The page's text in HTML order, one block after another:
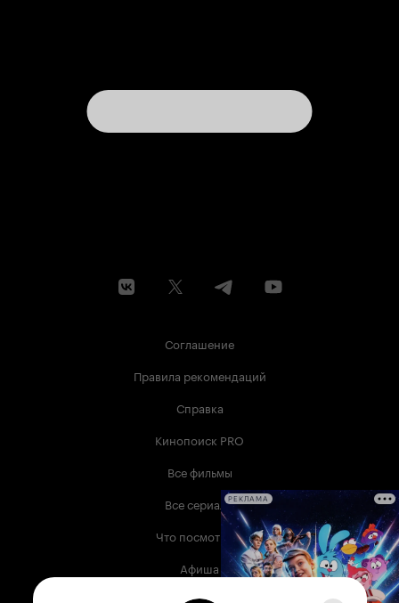
Соглашение
Правила рекомендаций
Справка
Кинопоиск PRO
Все фильмы
Все сериалы
Что посмотреть
Афиша
Музыка
РЕКЛАМА